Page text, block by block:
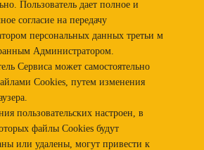
Пользователь дает полное и
согласие на передачу
персональных данных третьи м
Администратором.
Сервиса может самостоятельно
Cookies, путем изменения
пользовательских настроен, в
файлы Cookies будут
или удалены, могут привести к